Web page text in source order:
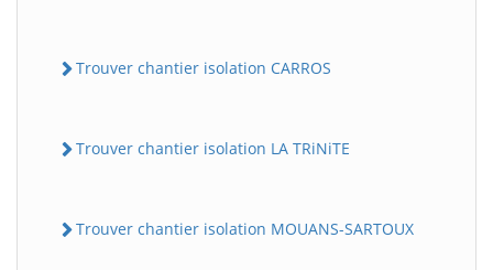
Trouver chantier isolation CARROS
Trouver chantier isolation LA TRiNiTE
Trouver chantier isolation MOUANS-SARTOUX